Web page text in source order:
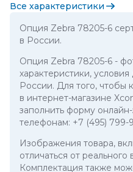
Все характеристики
Опция Zebra 78205-6
в России.
Опция Zebra 78205-6 -
характеристики,
России. Для того, чтобы
в интернет-магазине
заполнить форму
телефонам: +7 (495) 799-
Изображения товара,
отличаться от
Комплектация также